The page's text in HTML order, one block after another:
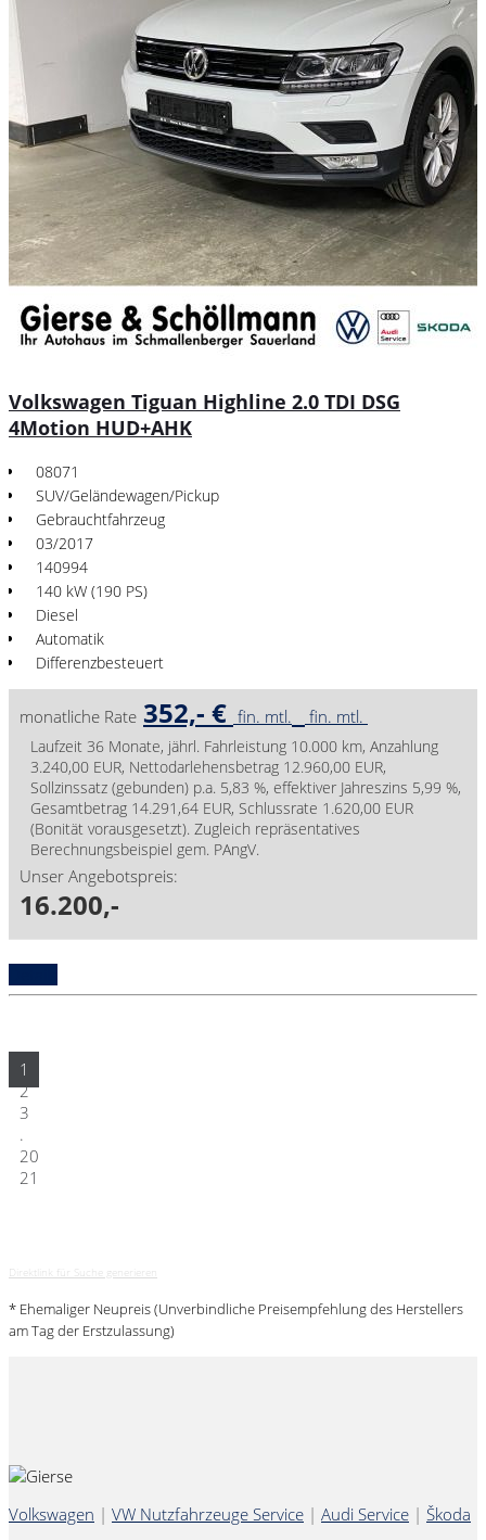
Volkswagen Tiguan Highline 2.0 TDI DSG
4Motion HUD+AHK
08071
SUV/Geländewagen/Pickup
Gebrauchtfahrzeug
03/2017
140994
140 kW (190 PS)
Diesel
Automatik
Differenzbesteuert
monatliche Rate 352,- € fin. mtl. fin. mtl.
Laufzeit 36 Monate, jährl. Fahrleistung 10.000 km, Anzahlung
3.240,00 EUR, Nettodarlehensbetrag 12.960,00 EUR,
Sollzinssatz (gebunden) p.a. 5,83 %, effektiver Jahreszins 5,99 %,
Gesamtbetrag 14.291,64 EUR, Schlussrate 1.620,00 EUR
(Bonität vorausgesetzt). Zugleich repräsentatives
Berechnungsbeispiel gem. PAngV.
Unser Angebotspreis:
16.200,-
1
2
3
.
20
21
Direktlink für Suche generieren
* Ehemaliger Neupreis (Unverbindliche Preisempfehlung des Herstellers
am Tag der Erstzulassung)
Volkswagen | VW Nutzfahrzeuge Service | Audi Service | Škoda